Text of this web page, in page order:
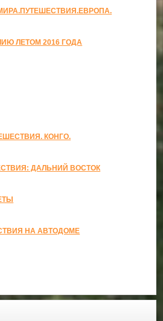
ЛЕТОМ 2016 ГОДА
КОНГО.
ДАЛЬНИЙ ВОСТОК
НА АВТОДОМЕ